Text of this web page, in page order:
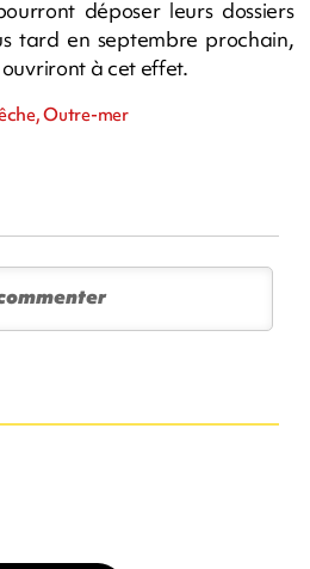
déposer leurs dossiers
tard en septembre prochain,
à cet effet.
Outre-mer